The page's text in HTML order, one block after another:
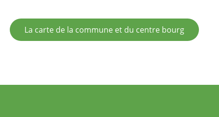
La carte de la commune et du centre bourg